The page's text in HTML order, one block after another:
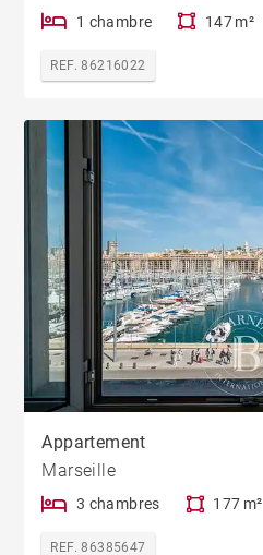
1 chambre 147 m²
REF. 86216022
Appartement
Marseille
3 chambres 177 m²
REF. 86385647